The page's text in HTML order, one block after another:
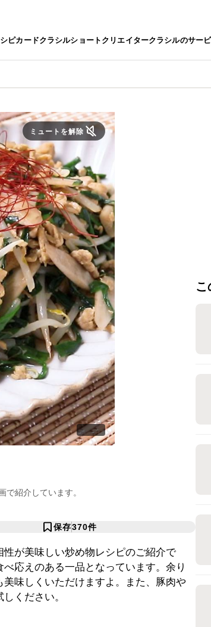
ピカードクラシルショートクリエイタークラシルのサー
ミュートを解除
で紹介しています。
保存370件
が美味しい炒め物レシピのご紹介で
応えのある一品となっています。余り
味しくいただけますよ。また、豚肉や
ください。